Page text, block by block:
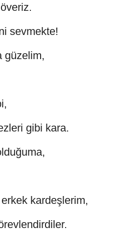
sevmekte!
güzelim,
gibi kara.
erkek kardeşlerim,